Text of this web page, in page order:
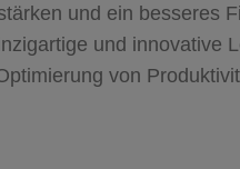
und ein besseres
und innovative
von